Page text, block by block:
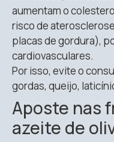
aumentam o
risco de
placas de gordura),
cardiovasculares.
Por isso, evite o
gordas, queijo,
Aposte nas
azeite de